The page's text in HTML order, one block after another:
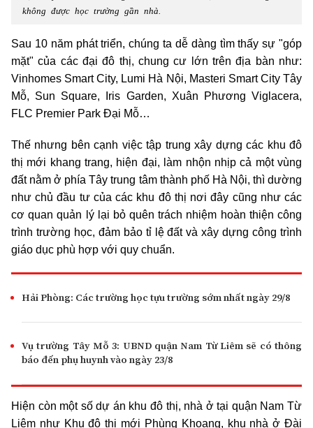
không được học trường gần nhà.
Sau 10 năm phát triển, chúng ta dễ dàng tìm thấy sự "góp
mặt" của các đại đô thị, chung cư lớn trên địa bàn như:
Vinhomes Smart City, Lumi Hà Nội, Masteri Smart City Tây
Mỗ, Sun Square, Iris Garden, Xuân Phương Viglacera,
FLC Premier Park Đại Mỗ…
Thế nhưng bên cạnh việc tập trung xây dựng các khu đô
thị mới khang trang, hiện đại, làm nhộn nhịp cả một vùng
đất nằm ở phía Tây trung tâm thành phố Hà Nội, thì dường
như chủ đầu tư của các khu đô thị nơi đây cũng như các
cơ quan quản lý lại bỏ quên trách nhiệm hoàn thiện công
trình trường học, đảm bảo tỉ lệ đất và xây dựng công trình
giáo dục phù hợp với quy chuẩn.
Hải Phòng: Các trường học tựu trường sớm nhất ngày 29/8
Vụ trường Tây Mỗ 3: UBND quận Nam Từ Liêm sẽ có thông
báo đến phụ huynh vào ngày 23/8
Hiện còn một số dự án khu đô thị, nhà ở tại quận Nam Từ
Liêm như Khu đô thị mới Phùng Khoang, khu nhà ở Đài